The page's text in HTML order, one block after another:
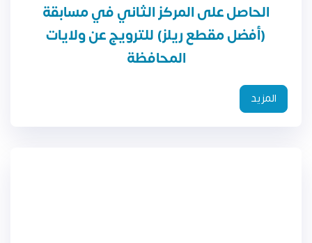
الحاصل على المركز الثاني في مسابقة
(أفضل مقطع ريلز) للترويج عن ولايات
المحافظة
المزيد